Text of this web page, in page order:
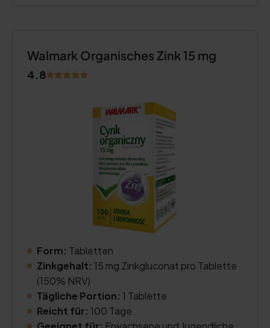
Walmark Organisches Zink 15 mg
4.8
Form: Tabletten
Zinkgehalt: 15 mg Zinkgluconat pro Tablette
(150% NRV)
Tägliche Portion: 1 Tablette
Reicht für: 100 Tage